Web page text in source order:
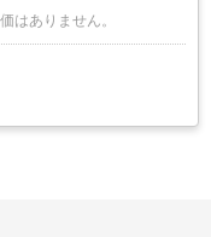
はありません。